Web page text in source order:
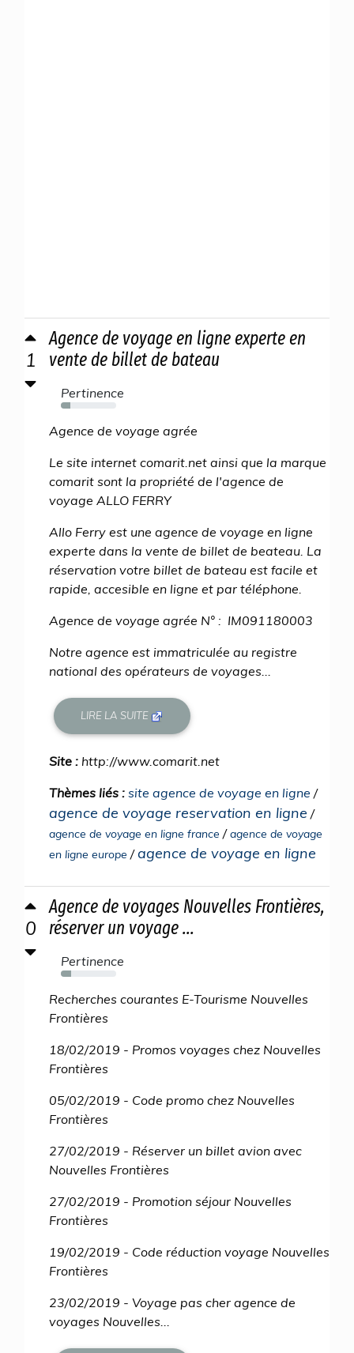
1
Agence de voyage en ligne experte en
vente de billet de bateau
Pertinence
17%
Agence de voyage agrée
Le site internet comarit.net ainsi que la marque
comarit sont la propriété de l'agence de
voyage ALLO FERRY
Allo Ferry est une agence de voyage en ligne
experte dans la vente de billet de beateau. La
réservation votre billet de bateau est facile et
rapide, accesible en ligne et par téléphone.
Agence de voyage agrée N° : IM091180003
Notre agence est immatriculée au registre
national des opérateurs de voyages...
LIRE LA SUITE
Site : http://www.comarit.net
Thèmes liés : site agence de voyage en ligne /
agence de voyage reservation en ligne /
agence de voyage en ligne france /agence de voyage
en ligne europe /agence de voyage en ligne
0
Agence de voyages Nouvelles Frontières,
réserver un voyage ...
Pertinence
19%
Recherches courantes E-Tourisme Nouvelles
Frontières
18/02/2019 - Promos voyages chez Nouvelles
Frontières
05/02/2019 - Code promo chez Nouvelles
Frontières
27/02/2019 - Réserver un billet avion avec
Nouvelles Frontières
27/02/2019 - Promotion séjour Nouvelles
Frontières
19/02/2019 - Code réduction voyage Nouvelles
Frontières
23/02/2019 - Voyage pas cher agence de
voyages Nouvelles...